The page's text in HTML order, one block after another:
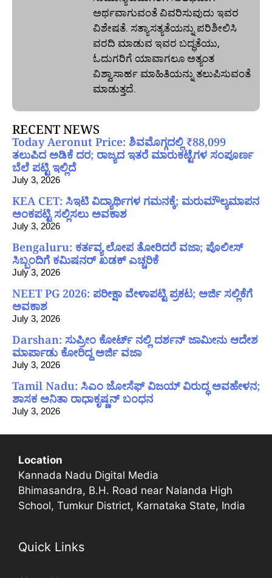
ಅರ್ಥವಾಗುವಂತೆ ವಿವರಿಸುವುದು ಇವರ
ವಿಶೇಷತೆ. ಸತ್ಯಾಸತ್ಯತೆಯನ್ನು ಪರಿಶೀಲಿಸಿ
ವರದಿ ಮಾಡುವ ಇವರ ಬದ್ಧತೆಯು,
ಓದುಗರಿಗೆ ಯಾವಾಗಲೂ ಅತ್ಯಂತ
ವಿಶ್ವಾಸಾರ್ಹ ಮಾಹಿತಿಯನ್ನು ತಲುಪಿಸುವಂತೆ
ಮಾಡುತ್ತದೆ.
RECENT NEWS
Today Aeronut Price: ಶಿವಮೊಗ್ಗದಲ್ಲಿ ₹88,099
ತಲುಪಿದ ಅಡಿಕೆ ದರ; ರಾಜ್ಯದ ಇತರೆ ಮಾರುಕಟ್ಟೆಗಳ ಸಂಪೂರ್ಣ
ಬೆಲೆ ಪಟ್ಟಿ ಇಲ್ಲಿದೆ
July 3, 2026
KEA CET: ಸಿಇಟಿ ವಿದ್ಯಾರ್ಥಿಗಳ ಗಮನಕ್ಕೆ; ಮರುಮೌಲ್ಯಮಾಪನ
ಅಂಕಪಟ್ಟಿ ಸಲ್ಲಿಸಲು ಅವಕಾಶ
July 3, 2026
Bengaluru: ಕರ್ತವ್ಯ ಲೋಪ ತೋರಿದರೆ ವಜಾ; ಪೊಲೀಸ್
ಸಿಬ್ಬಂದಿಗೆ ಕಮಿಷನರ್ ಖಡಕ್ ಎಚ್ಚರಿಕೆ
July 3, 2026
NEET PG 2026: ಪರೀಕ್ಷಾ ವೇಳಾಪಟ್ಟಿ ಪ್ರಕಟ; ಅರ್ಜಿ ಸಲ್ಲಿಕೆಗೆ
ಅವಕಾಶ
July 3, 2026
Darshan: ಸುಪ್ರೀಂ ಕೋರ್ಟ್ ನಲ್ಲಿ ದರ್ಶನ್ ಜಾಮೀನು ಆದೇಶ
ಮಾರ್ಪಾಡು ಕೋರಿದ್ದ ಅರ್ಜಿ ವಜಾ
July 3, 2026
Tamil Nadu: ಸಿಎಂ ಜೋಸೆಫ್ ವಿಜಯ್ ವಿರುದ್ಧ ಅವಹೇಳನ;
ಶಾಸಕ ಅನಿತಾ ರಾಧಾಕೃಷ್ಣನ್ ಬಂಧನ
July 3, 2026
Location
Kannada Nadu Digital Media
Bhimasandra, B.H. Road near Nalanda High
School, Tumkur District, Karnataka State, India
Quick Links